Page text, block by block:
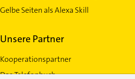
Gelbe Seiten als Alexa Skill
Unsere Partner
Kooperationspartner
Das Telefonbuch